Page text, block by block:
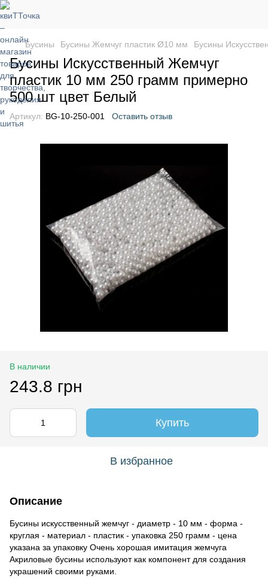
Бусины Бусины Жемчуг пластик Ø10 мм Бусины
Бусины Искусственный Жемчуг
пластик 10 мм 250 грамм примерно
500 шт цвет Белый
Артикул: BG-10-250-001 Оставить отзыв
В наличии
243.8 грн
Купить
В избранное
Описание
Бусины искусственный жемчуг - диаметр - 10 мм - форма -
круглая - материал - пластик - упаковка 250 грамм - цена
указана за упаковку Очень хорошая имитация жемчуга
Акриловые бусины используют как компонент для создания
украшений своими руками.